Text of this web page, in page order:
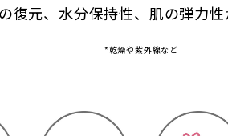
復元、水分保持性、肌の弾力
*乾燥や紫外線など